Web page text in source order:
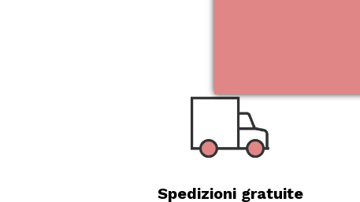
Spedizioni gratuite